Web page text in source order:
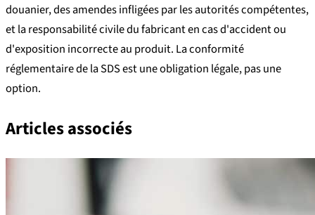
douanier, des amendes infligées par les autorités compétentes,
et la responsabilité civile du fabricant en cas d'accident ou
d'exposition incorrecte au produit. La conformité
réglementaire de la SDS est une obligation légale, pas une
option.
Articles associés